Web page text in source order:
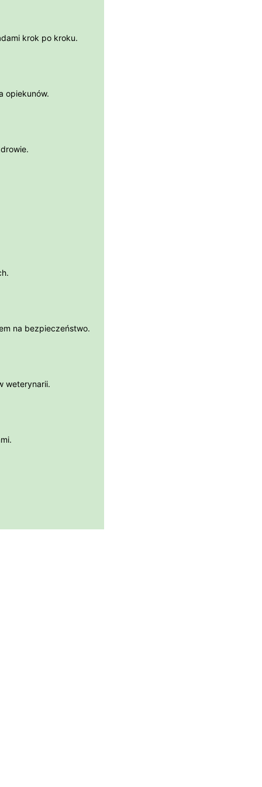
krok po kroku.
opiekunów.
na bezpieczeństwo.
weterynarii.